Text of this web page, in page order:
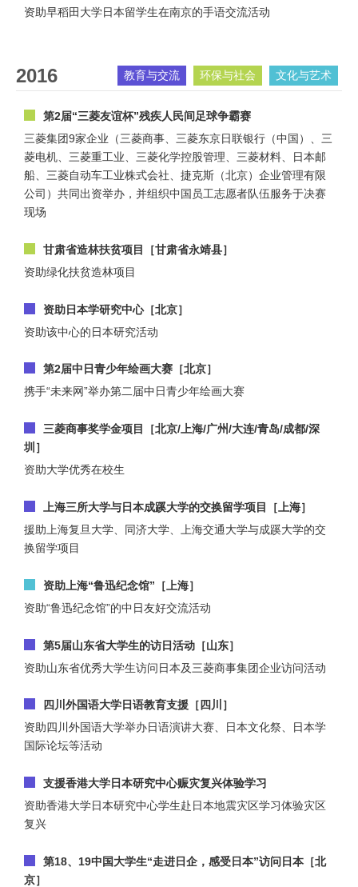
资助早稻田大学日本留学生在南京的手语交流活动
2016 教育与交流 环保与社会 文化与艺术
第2届“三菱友谊杯”残疾人民间足球争霸赛
三菱集团9家企业（三菱商事、三菱东京日联银行（中国）、三
菱电机、三菱重工业、三菱化学控股管理、三菱材料、日本邮
船、三菱自动车工业株式会社、捷克斯（北京）企业管理有限
公司）共同出资举办，并组织中国员工志愿者队伍服务于决赛
现场
甘肃省造林扶贫项目［甘肃省永靖县］
资助绿化扶贫造林项目
资助日本学研究中心［北京］
资助该中心的日本研究活动
第2届中日青少年绘画大赛［北京］
携手“未来网”举办第二届中日青少年绘画大赛
三菱商事奖学金项目［北京/上海/广州/大连/青岛/成都/深
圳］
资助大学优秀在校生
上海三所大学与日本成蹊大学的交换留学项目［上海］
援助上海复旦大学、同济大学、上海交通大学与成蹊大学的交
换留学项目
资助上海“鲁迅纪念馆”［上海］
资助“鲁迅纪念馆”的中日友好交流活动
第5届山东省大学生的访日活动［山东］
资助山东省优秀大学生访问日本及三菱商事集团企业访问活动
四川外国语大学日语教育支援［四川］
资助四川外国语大学举办日语演讲大赛、日本文化祭、日本学
国际论坛等活动
支援香港大学日本研究中心赈灾复兴体验学习
资助香港大学日本研究中心学生赴日本地震灾区学习体验灾区
复兴
第18、19中国大学生“走进日企，感受日本”访问日本［北
京］